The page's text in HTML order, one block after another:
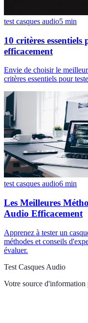
test casques audio5 min
10 critères
efficacement
Envie de choisir le
critères essentiels pour
test casques audio6 min
Les Meilleures
Audio Efficacement
Apprenez à tester un
méthodes et conseils
évaluer.
Test Casques Audio
Votre source